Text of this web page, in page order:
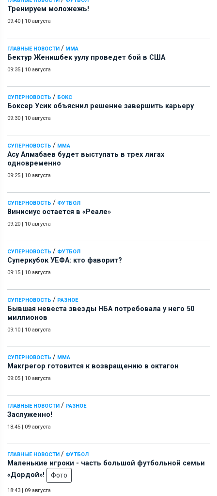
Тренируем моложежь!
09:40 | 10 августа
ГЛАВНЫЕ НОВОСТИ / ММА
Бектур Женишбек уулу проведет бой в США
09:35 | 10 августа
СУПЕРНОВОСТЬ / БОКС
Боксер Усик объяснил решение завершить карьеру
09:30 | 10 августа
СУПЕРНОВОСТЬ / ММА
Асу Алмабаев будет выступать в трех лигах
одновременно
09:25 | 10 августа
СУПЕРНОВОСТЬ / ФУТБОЛ
Винисиус остается в «Реале»
09:20 | 10 августа
СУПЕРНОВОСТЬ / ФУТБОЛ
Суперкубок УЕФА: кто фаворит?
09:15 | 10 августа
СУПЕРНОВОСТЬ / РАЗНОЕ
Бывшая невеста звезды НБА потребовала у него 50
миллионов
09:10 | 10 августа
СУПЕРНОВОСТЬ / ММА
Макгрегор готовится к возвращению в октагон
09:05 | 10 августа
ГЛАВНЫЕ НОВОСТИ / РАЗНОЕ
Заслуженно!
18:45 | 09 августа
ГЛАВНЫЕ НОВОСТИ / ФУТБОЛ
Маленькие игроки - часть большой футбольной семьи
«Дордой»!
Фото
18:43 | 09 августа